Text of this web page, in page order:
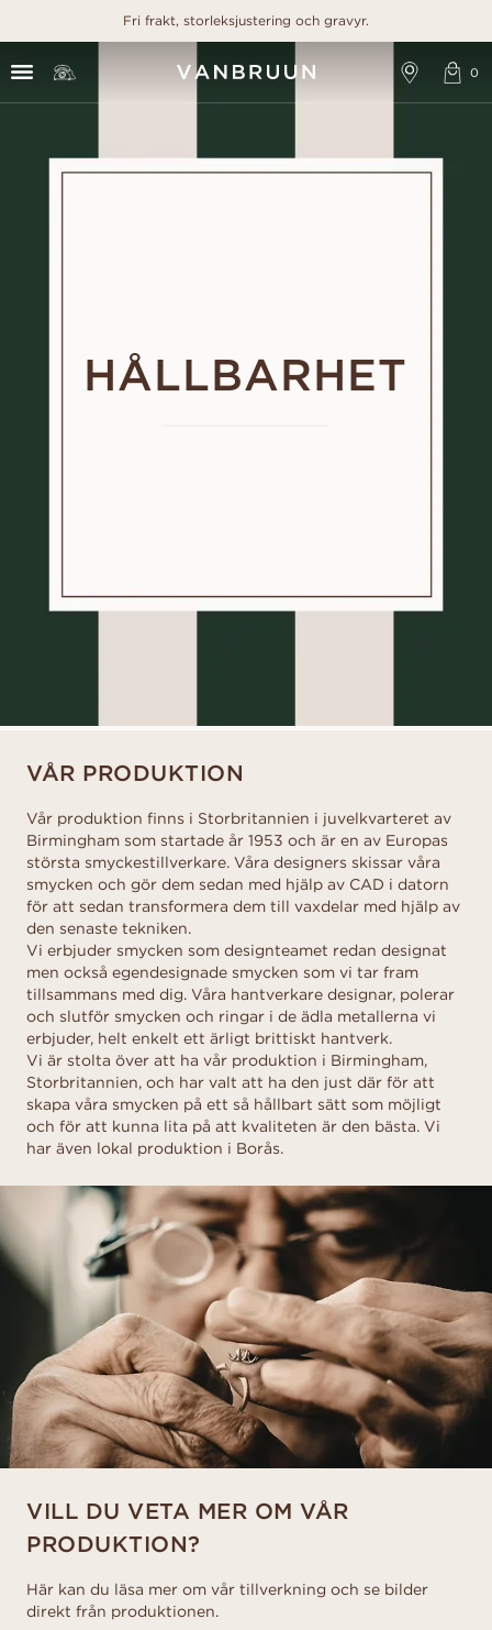
Fri frakt, storleksjustering och gravyr.
HÅLLBARHET
VÅR PRODUKTION
Vår produktion finns i Storbritannien i juvelkvarteret av
Birmingham som startade år 1953 och är en av Europas
största smyckestillverkare. Våra designers skissar våra
smycken och gör dem sedan med hjälp av CAD i datorn
för att sedan transformera dem till vaxdelar med hjälp av
den senaste tekniken.
Vi erbjuder smycken som designteamet redan designat
men också egendesignade smycken som vi tar fram
tillsammans med dig. Våra hantverkare designar, polerar
och slutför smycken och ringar i de ädla metallerna vi
erbjuder, helt enkelt ett ärligt brittiskt hantverk.
Vi är stolta över att ha vår produktion i Birmingham,
Storbritannien, och har valt att ha den just där för att
skapa våra smycken på ett så hållbart sätt som möjligt
och för att kunna lita på att kvaliteten är den bästa. Vi
har även lokal produktion i Borås.
VILL DU VETA MER OM VÅR
PRODUKTION?
Här kan du läsa mer om vår tillverkning och se bilder
direkt från produktionen.